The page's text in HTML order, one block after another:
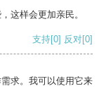
这样会更加亲民。
支持[0] 反对[0]
求。我可以使用它来